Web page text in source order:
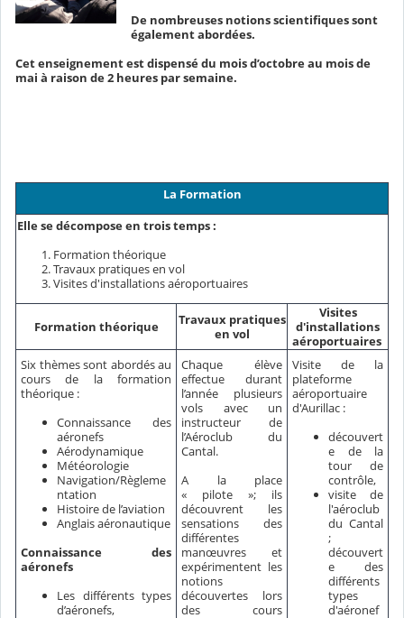
De nombreuses notions scientifiques sont
également abordées.
Cet enseignement est dispensé du mois d’octobre au mois de
mai à raison de 2 heures par semaine.
La Formation
Elle se décompose en trois temps :
Formation théorique
Travaux pratiques en vol
Visites d'installations aéroportuaires
Formation théorique
Travaux pratiques
en vol
Visites
d'installations
aéroportuaires
Six thèmes sont abordés au
cours de la formation
théorique :
Connaissance des
aéronefs
Aérodynamique
Météorologie
Navigation/Règleme
ntation
Histoire de l’aviation
Anglais aéronautique
Connaissance des
aéronefs
Les différents types
d’aéronefs,
Chaque élève
effectue durant
l’année plusieurs
vols avec un
instructeur de
l’Aéroclub du
Cantal.
A la place
« pilote »; ils
découvrent les
sensations des
différentes
manœuvres et
expérimentent les
notions
découvertes lors
des cours
Visite de la
plateforme
aéroportuaire
d'Aurillac :
découvert
e de la
tour de
contrôle,
visite de
l'aéroclub
du Cantal
;
découvert
e des
différents
types
d'aéronef